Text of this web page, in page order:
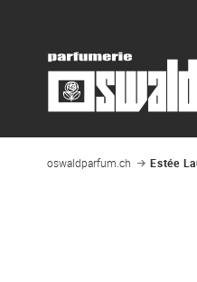
oswaldparfum.ch Estée